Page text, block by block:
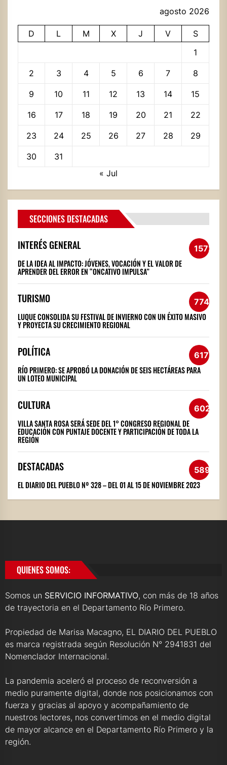
agosto 2026
D L M X J V
S
1
2 3 4 5 6 7 8
9 10 11 12 13 14 15
16 17 18 19 20 21 22
23 24 25 26 27 28 29
30
31
« Jul
SECCIONES DESTACADAS
INTERÉS GENERAL 1572
DE LA IDEA AL IMPACTO: JÓVENES, VOCACIÓN Y EL VALOR DE
APRENDER DEL ERROR EN “ONCATIVO IMPULSA”
TURISMO 774
LUQUE CONSOLIDA SU FESTIVAL DE INVIERNO CON UN ÉXITO MASIVO
Y PROYECTA SU CRECIMIENTO REGIONAL
POLÍTICA 617
RÍO PRIMERO: SE APROBÓ LA DONACIÓN DE SEIS HECTÁREAS PARA
UN LOTEO MUNICIPAL
CULTURA 602
VILLA SANTA ROSA SERÁ SEDE DEL 1° CONGRESO REGIONAL DE
EDUCACIÓN CON PUNTAJE DOCENTE Y PARTICIPACIÓN DE TODA LA
REGIÓN
DESTACADAS 589
EL DIARIO DEL PUEBLO Nº 328 – DEL 01 AL 15 DE NOVIEMBRE 2023
QUIENES SOMOS:
Somos un SERVICIO INFORMATIVO, con más de 18 años
de trayectoria en el Departamento Río Primero.
Propiedad de Marisa Macagno, EL DIARIO DEL PUEBLO
es marca registrada según Resolución N° 2941831 del
Nomenclador Internacional.
La pandemia aceleró el proceso de reconversión a
medio puramente digital, donde nos posicionamos con
fuerza y gracias al apoyo y acompañamiento de
nuestros lectores, nos convertimos en el medio digital
de mayor alcance en el Departamento Río Primero y la
región.